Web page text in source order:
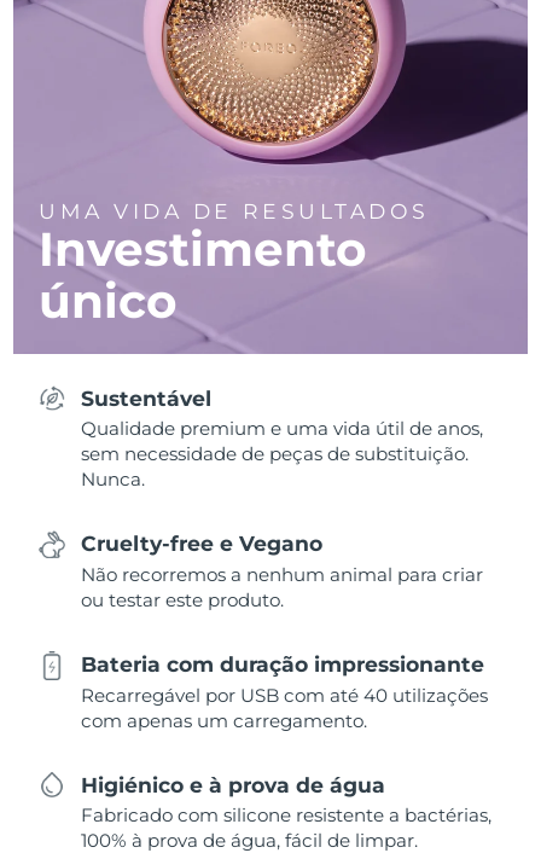
UMA VIDA DE RESULTADOS
Investimento
único
Sustentável
Qualidade premium e uma vida útil de anos,
sem necessidade de peças de substituição.
Nunca.
Cruelty-free e Vegano
Não recorremos a nenhum animal para criar
ou testar este produto.
Bateria com duração impressionante
Recarregável por USB com até 40 utilizações
com apenas um carregamento.
Higiénico e à prova de água
Fabricado com silicone resistente a bactérias,
100% à prova de água, fácil de limpar.